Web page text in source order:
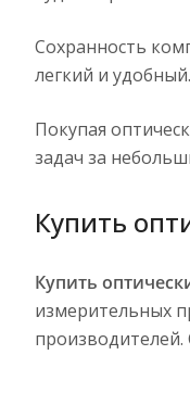
Сохранность
легкий и
Покупая
задач за
Купить
Купить
измерительных
производителей.